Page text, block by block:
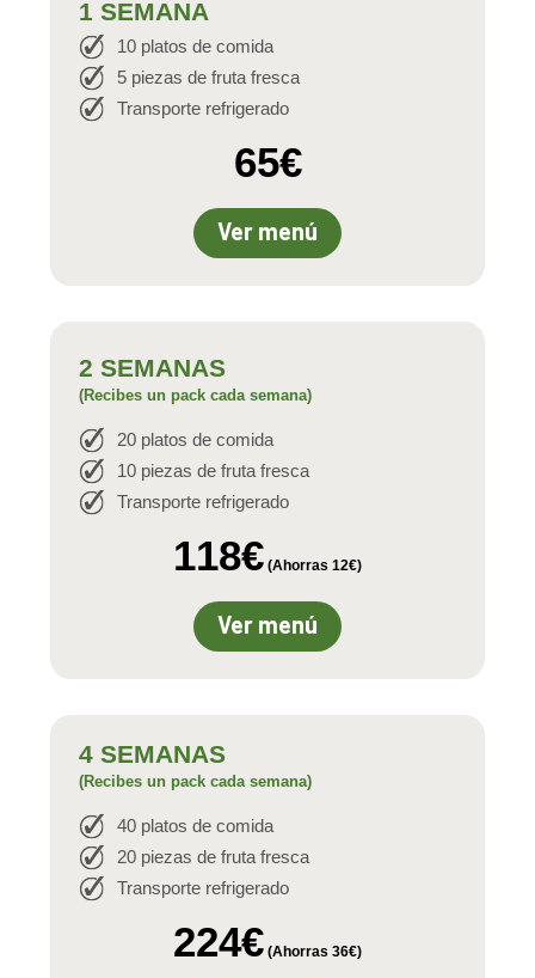
1 SEMANA
10 platos de comida
5 piezas de fruta fresca
Transporte refrigerado
65€
Ver menú
2 SEMANAS
(Recibes un pack cada semana)
20 platos de comida
10 piezas de fruta fresca
Transporte refrigerado
118€ (Ahorras 12€)
Ver menú
4 SEMANAS
(Recibes un pack cada semana)
40 platos de comida
20 piezas de fruta fresca
Transporte refrigerado
224€ (Ahorras 36€)